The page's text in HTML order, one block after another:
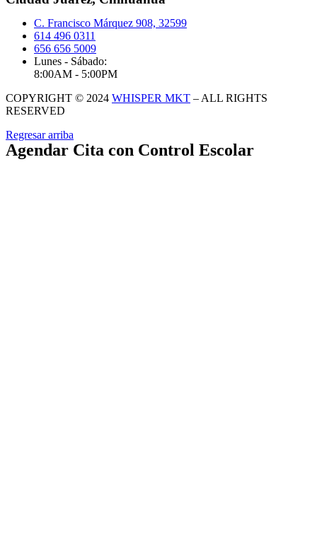
C. Francisco Márquez 908, 32599
614 496 0311
656 656 5009
Lunes - Sábado:
8:00AM - 5:00PM
COPYRIGHT © 2024 WHISPER MKT – ALL RIGHTS
RESERVED
Regresar arriba
Agendar Cita con Control Escolar